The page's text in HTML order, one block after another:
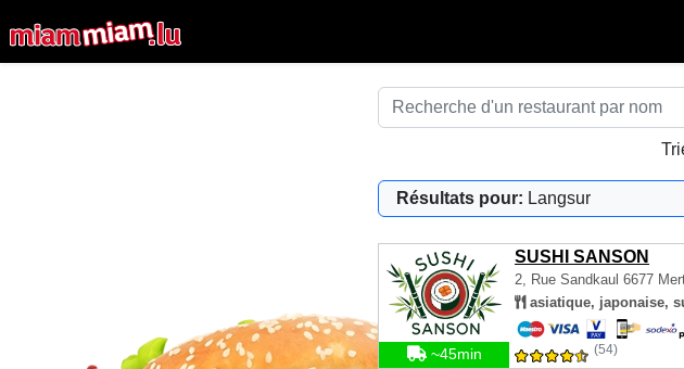
Résultats pour: Langsur
SUSHI SANSON
2, Rue Sandkaul 6677
asiatique, japonaise,
~45min (54)